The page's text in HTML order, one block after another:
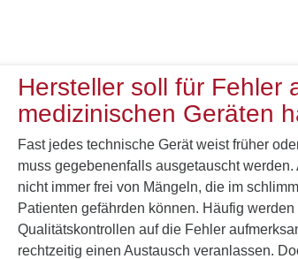
Hersteller soll für Fehler
medizinischen Geräten
Fast jedes technische Gerät weist früher
muss gegebenenfalls ausgetauscht
nicht immer frei von Mängeln, die im
Patienten gefährden können. Häufig
Qualitätskontrollen auf die Fehler
rechtzeitig einen Austausch veranlassen.